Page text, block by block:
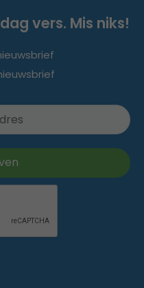
vers. Mis niks!